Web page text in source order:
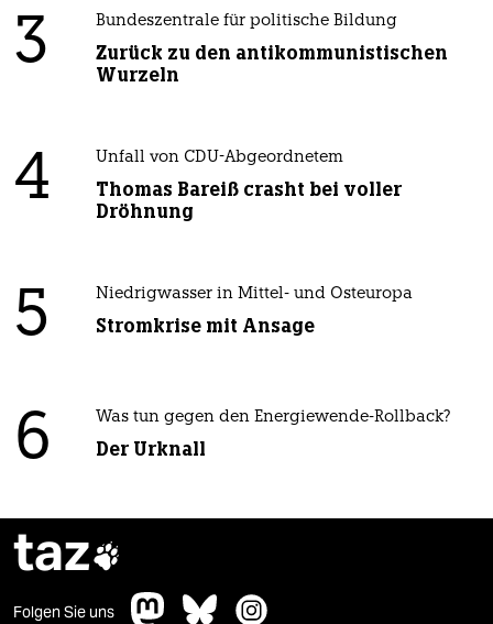
3 Bundeszentrale für politische Bildung
Zurück zu den antikommunistischen
Wurzeln
4 Unfall von CDU-Abgeordnetem
Thomas Bareiß crasht bei voller
Dröhnung
5 Niedrigwasser in Mittel- und Osteuropa
Stromkrise mit Ansage
6 Was tun gegen den Energiewende-Rollback?
Der Urknall
taz
Folgen Sie uns